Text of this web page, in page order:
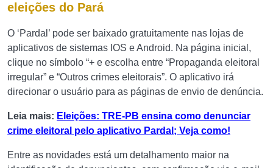
eleições do Pará
O ‘Pardal’ pode ser baixado gratuitamente nas lojas de
aplicativos de sistemas IOS e Android. Na página inicial,
clique no símbolo “+ e escolha entre “Propaganda eleitoral
irregular” e “Outros crimes eleitorais”. O aplicativo irá
direcionar o usuário para as páginas de envio de denúncia.
Leia mais: Eleições: TRE-PB ensina como denunciar
crime eleitoral pelo aplicativo Pardal; Veja como!
Entre as novidades está um detalhamento maior na